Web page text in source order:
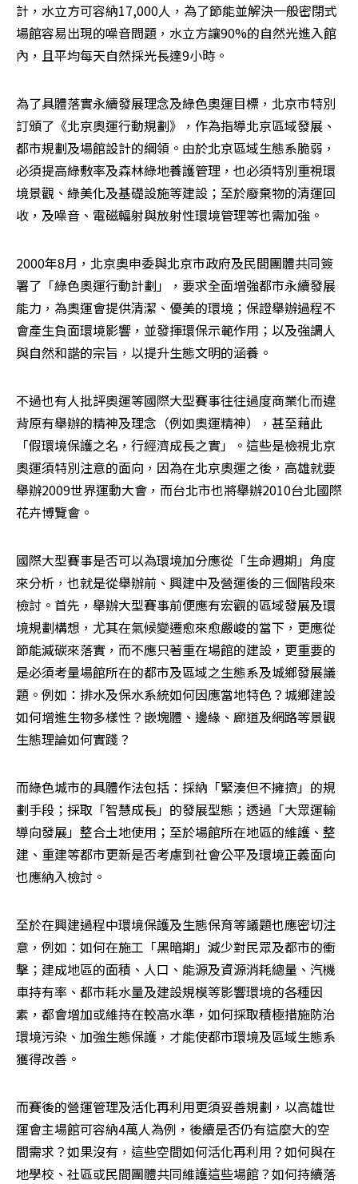
計，水立方可容納17,000人，為了節能並解決一般密閉式
場館容易出現的噪音問題，水立方讓90%的自然光進入館
內，且平均每天自然採光長達9小時。
為了具體落實永續發展理念及綠色奧運目標，北京市特別
訂頒了《北京奧運行動規劃》，作為指導北京區域發展、
都市規劃及場館設計的綱領。由於北京區域生態系脆弱，
必須提高綠敷率及森林綠地養護管理，也必須特別重視環
境景觀、綠美化及基礎設施等建設；至於廢棄物的清運回
收，及噪音、電磁輻射與放射性環境管理等也需加強。
2000年8月，北京奧申委與北京市政府及民間團體共同簽
署了「綠色奧運行動計劃」，要求全面增強都市永續發展
能力，為奧運會提供清潔、優美的環境；保證舉辦過程不
會產生負面環境影響，並發揮環保示範作用；以及強調人
與自然和諧的宗旨，以提升生態文明的涵養。
不過也有人批評奧運等國際大型賽事往往過度商業化而違
背原有舉辦的精神及理念（例如奧運精神），甚至藉此
「假環境保護之名，行經濟成長之實」。這些是檢視北京
奧運須特別注意的面向，因為在北京奧運之後，高雄就要
舉辦2009世界運動大會，而台北市也將舉辦2010台北國際
花卉博覽會。
國際大型賽事是否可以為環境加分應從「生命週期」角度
來分析，也就是從舉辦前、興建中及營運後的三個階段來
檢討。首先，舉辦大型賽事前便應有宏觀的區域發展及環
境規劃構想，尤其在氣候變遷愈來愈嚴峻的當下，更應從
節能減碳來落實，而不應只著重在場館的建設，更重要的
是必須考量場館所在的都市及區域之生態系及城鄉發展議
題。例如：排水及保水系統如何因應當地特色？城鄉建設
如何增進生物多樣性？嵌塊體、邊緣、廊道及網路等景觀
生態理論如何實踐？
而綠色城市的具體作法包括：採納「緊湊但不擁擠」的規
劃手段；採取「智慧成長」的發展型態；透過「大眾運輸
導向發展」整合土地使用；至於場館所在地區的維護、整
建、重建等都市更新是否考慮到社會公平及環境正義面向
也應納入檢討。
至於在興建過程中環境保護及生態保育等議題也應密切注
意，例如：如何在施工「黑暗期」減少對民眾及都市的衝
擊；建成地區的面積、人口、能源及資源消耗總量、汽機
車持有率、都市耗水量及建設規模等影響環境的各種因
素，都會增加或維持在較高水準，如何採取積極措施防治
環境污染、加強生態保護，才能使都市環境及區域生態系
獲得改善。
而賽後的營運管理及活化再利用更須妥善規劃，以高雄世
運會主場館可容納4萬人為例，後續是否仍有這麼大的空
間需求？如果沒有，這些空間如何活化再利用？如何與在
地學校、社區或民間團體共同維護這些場館？如何持續落